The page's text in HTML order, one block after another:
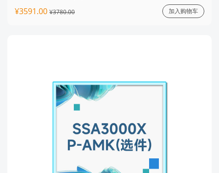
¥3591.00 ¥3780.00 加入购物车